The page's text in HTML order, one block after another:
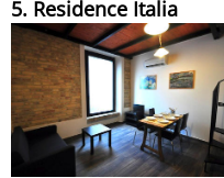
5. Residence Italia